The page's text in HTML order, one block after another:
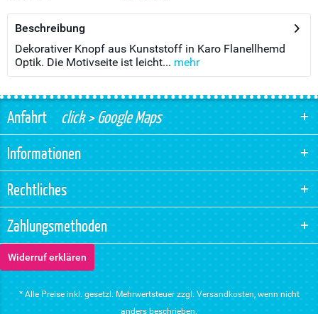
Beschreibung
Dekorativer Knopf aus Kunststoff in Karo Flanellhemd
Optik. Die Motivseite ist leicht... mehr
Anfahrtclick > Google Maps
Informationen
Rechtliches
Zahlungsmethoden
Widerruf erklären
* Alle Preise inkl. gesetzl. Mehrwertsteuer zzgl. Versandkosten, wenn nicht
anders beschrieben.